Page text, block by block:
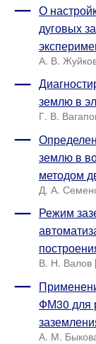
О
дуговых
А. В.
землю в
Г. В.
землю в
методом
Д. А.
Режим
В. Н. Валов
ФМ30 для
А. М.